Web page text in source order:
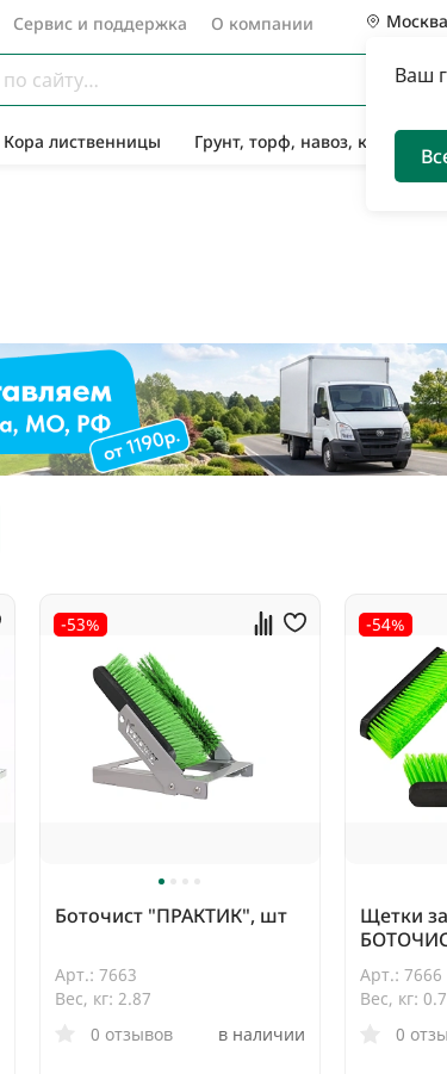
Сервис и поддержка О компании Москва
Ваш
Кора лиственницы Грунт, торф, навоз, компост
-53%
Боточист "ПРАКТИК", шт
Арт.: 7663
Вес, кг: 2.87
0 отзывов
в наличии
-54%
Щетки
Арт.: 7666
Вес, кг:
0